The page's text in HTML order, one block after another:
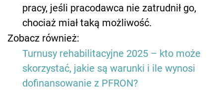
pracy, jeśli pracodawca nie zatrudnił go,
chociaż miał taką możliwość.
Zobacz również:
Turnusy rehabilitacyjne 2025 – kto może
skorzystać, jakie są warunki i ile wynosi
dofinansowanie z PFRON?